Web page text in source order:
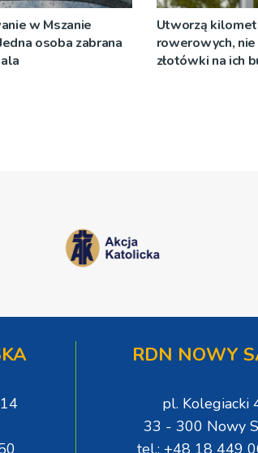
w Mszanie
osoba zabrana
Utworzą
rowerowych,
złotówki na ich
RDN NOWY
pl. Kolegiacki
33 - 300 Nowy
tel.: +48 18 449